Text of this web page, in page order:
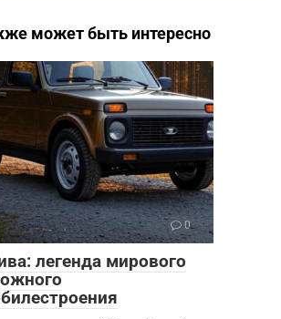
может быть интересно
0
легенда мирового